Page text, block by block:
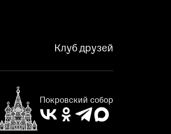
Клуб друзей
Покровский собор